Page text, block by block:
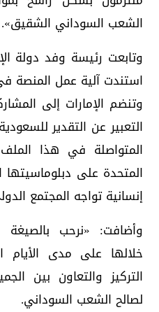
الشعب السوداني الشقيق».
وتابعت رئيسة وفد دولة
استندت آلية عمل المنصة
وتنضم الإمارات إلى
التعبير عن التقدير
المتواصلة في هذا
المتحدة على
إنسانية تواجه المجتمع
وأضافت: «نرحب بالصيغة
خلالها على مدى الأيام
التركيز والتعاون بين
لصالح الشعب السوداني.